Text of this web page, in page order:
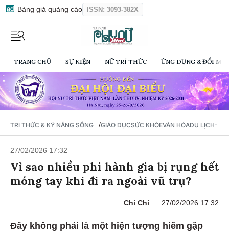
Bảng giá quảng cáo ISSN: 3093-382X
TRANG CHỦ SỰ KIỆN NỮ TRÍ THỨC ỨNG DỤNG & ĐỔI
TRI THỨC & KỸ NĂNG SỐNG /GIÁO DỤCSỨC KHỎEVĂN HÓADU LỊCH-
27/02/2026 17:32
Vì sao nhiều phi hành gia bị rụng hết
móng tay khi đi ra ngoài vũ trụ?
Chi Chi 27/02/2026 17:32
Đây không phải là một hiện tượng hiếm gặp